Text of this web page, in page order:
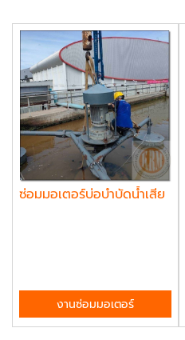
ซ่อมมอเตอร์บ่อบำบัดน้ำเสีย
งานซ่อมมอเตอร์